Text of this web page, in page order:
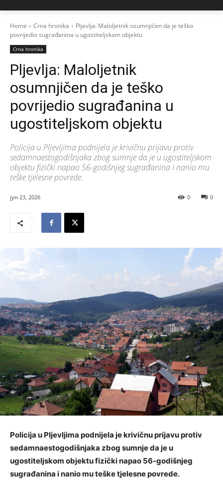
Home Crna hronika
Pljevlja: Maloljetnik osumnjičen da je teško
povrijedio sugrađanina u ugostiteljskom objektu
Crna hronika
Pljevlja: Maloljetnik
osumnjičen da je teško
povrijedio sugrađanina u
ugostiteljskom objektu
Policija u Pljevljima podnijela je krivičnu prijavu protiv
sedamnaestogodišnjaka zbog sumnje da je u ugostiteljskom
objektu fizički napao 56-godišnjeg sugrađanina i nanio mu
teške tjelesne povrede.
јун 23, 2026 0
0
Policija u Pljevljima podnijela je krivičnu prijavu protiv
sedamnaestogodišnjaka zbog sumnje da je u
ugostiteljskom objektu fizički napao 56-godišnjeg
sugrađanina i nanio mu teške tjelesne povrede.